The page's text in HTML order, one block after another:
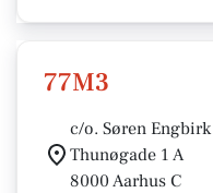
77M3
c/o. Søren Engbirk
Thunøgade 1 A
8000 Aarhus C